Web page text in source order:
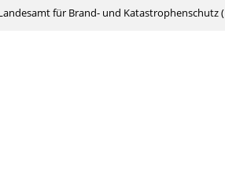
für Brand- und Katastrophenschutz